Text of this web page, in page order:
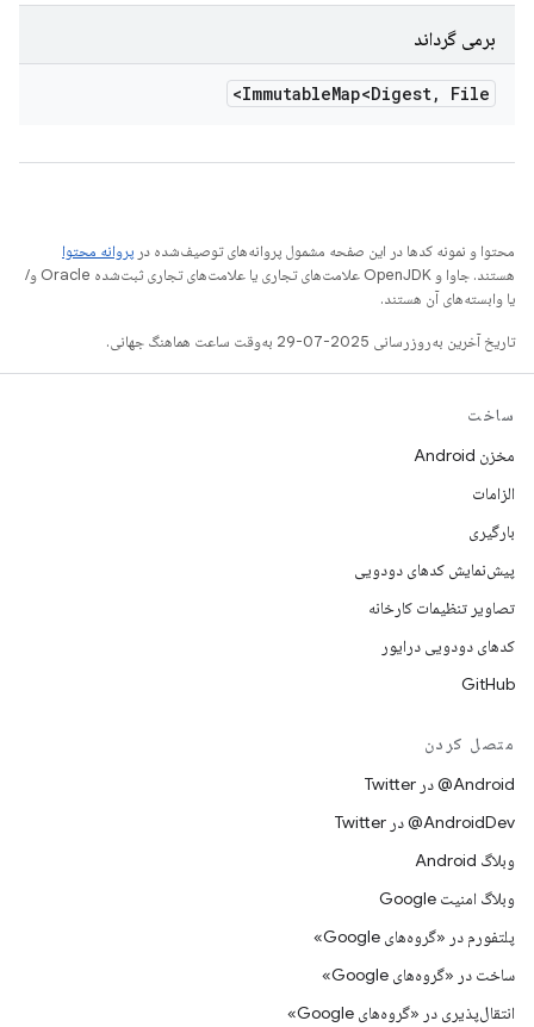
برمی گرداند
ImmutableMap<Digest, File>
محتوا و نمونه کدها در این صفحه مشمول پروانه‌های توصیف‌شده در پروانه محتوا
هستند. جاوا و OpenJDK علامت‌های تجاری یا علامت‌های تجاری ثبت‌شده Oracle و/
یا وابسته‌های آن هستند.
تاریخ آخرین به‌روزرسانی 2025-07-29 به‌وقت ساعت هماهنگ جهانی.
ساخت
مخزن Android
الزامات
بارگیری
پیش‌نمایش کدهای دودویی
تصاویر تنظیمات کارخانه
کدهای دودویی درایور
GitHub
متصل کردن
Android@ در Twitter
AndroidDev@ در Twitter
وبلاگ Android
وبلاگ امنیت Google
پلتفورم در «گروه‌های Google»
ساخت در «گروه‌های Google»
انتقال‌پذیری در «گروه‌های Google»